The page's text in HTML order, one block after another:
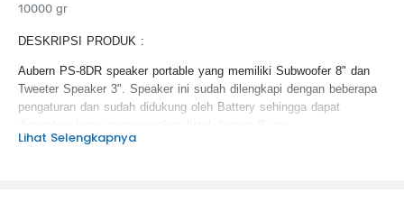
10000 gr
DESKRIPSI PRODUK :
Aubern PS-8DR speaker portable yang memiliki Subwoofer 8" dan
Tweeter Speaker 3". Speaker ini sudah dilengkapi dengan beberapa
pengaturan dan sudah didukung oleh Battery sehingga dapat
digunakan tanpa menggunakan listrik hingga 8 jam.
Lihat Selengkapnya